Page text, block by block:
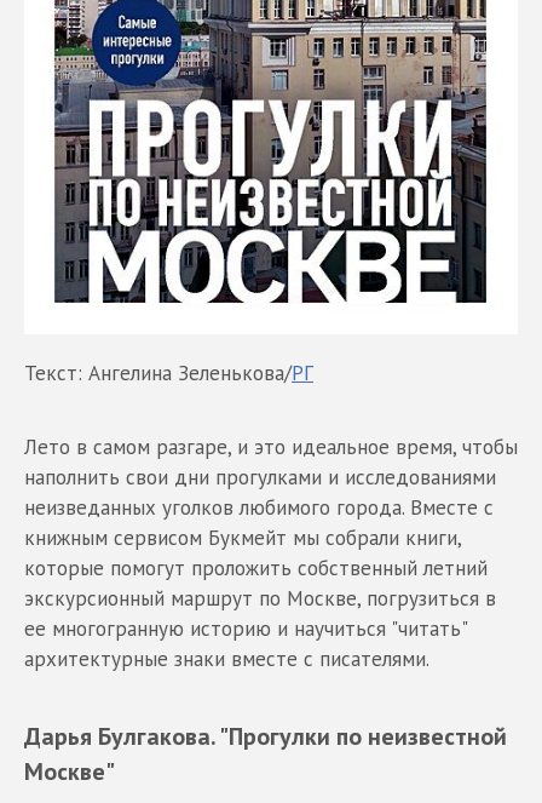
Текст: Ангелина Зеленькова/РГ
Лето в самом разгаре, и это идеальное время, чтобы
наполнить свои дни прогулками и исследованиями
неизведанных уголков любимого города. Вместе с
книжным сервисом Букмейт мы собрали книги,
которые помогут проложить собственный летний
экскурсионный маршрут по Москве, погрузиться в
ее многогранную историю и научиться "читать"
архитектурные знаки вместе с писателями.
Дарья Булгакова. "Прогулки по неизвестной
Москве"